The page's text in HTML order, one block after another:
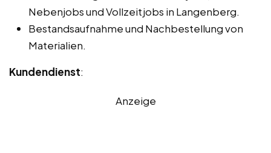
Nebenjobs und Vollzeitjobs in Langenberg.
Bestandsaufnahme und Nachbestellung von
Materialien.
Kundendienst:
Anzeige